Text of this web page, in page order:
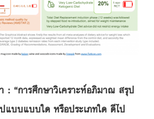
: “การศึกษาวิเคราะห์อภิมาณ สรุป
แบบแบบใด หรือประเภทใด ดีไป